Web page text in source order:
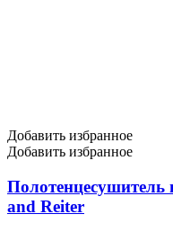
Добавить избранное
Добавить избранное
Полотенцесушитель
and Reiter